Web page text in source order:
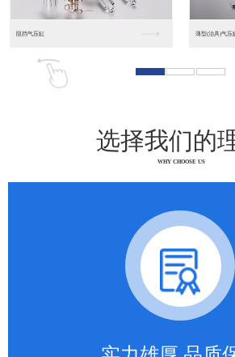
松下人机界面DP10... 数字光钎传感器
选择我们的
WHY CHOOSE US